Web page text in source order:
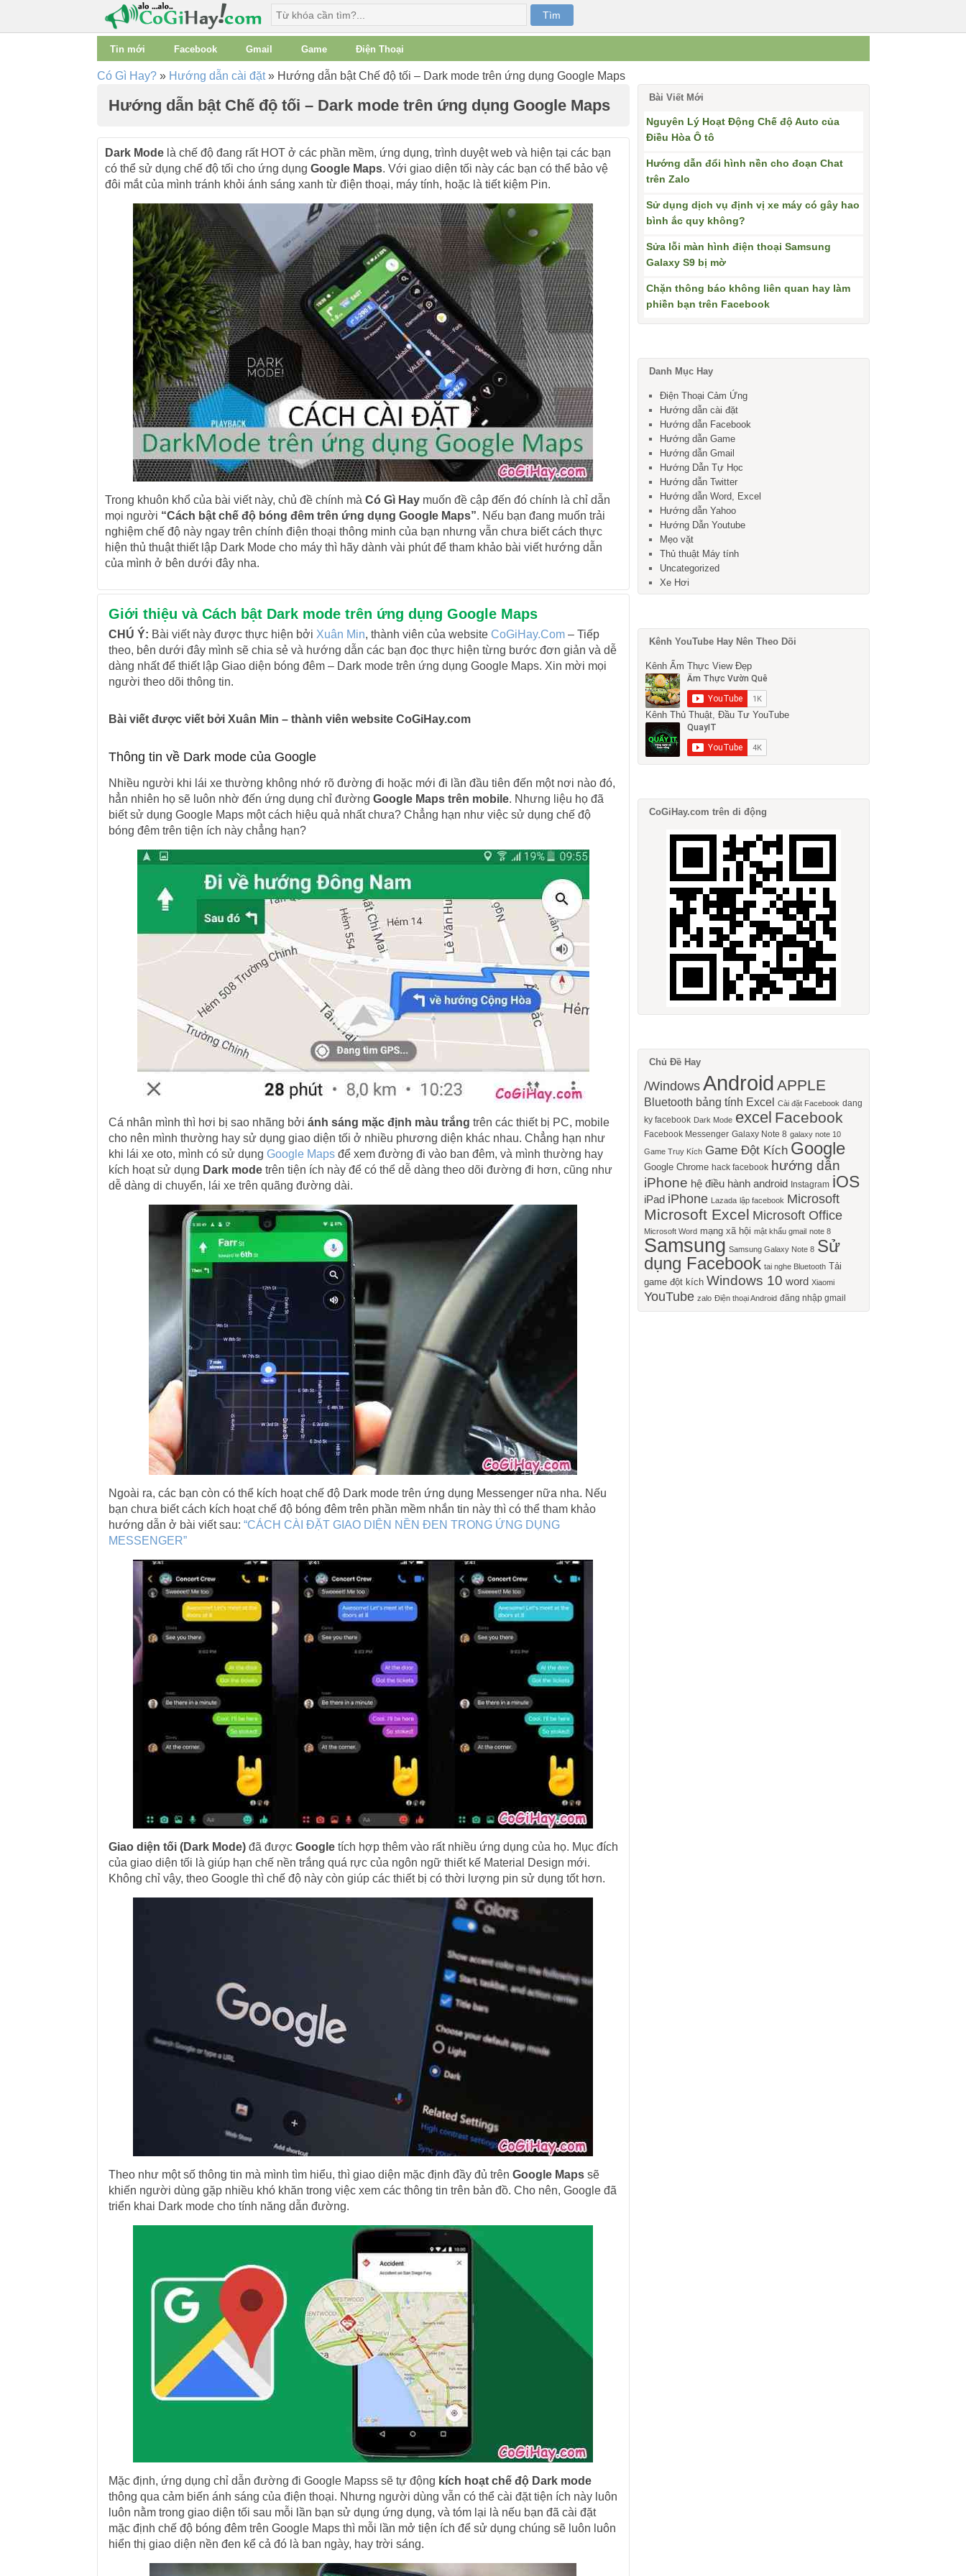
Tin mới Facebook Gmail Game Điện Thoại
Có Gì Hay? » Hướng dẫn cài đặt »Hướng dẫn bật Chế độ tối – Dark mode trên ứng dụng Google Maps
Hướng dẫn bật Chế độ tối – Dark mode trên ứng dụng Google Maps
Dark Mode là chế độ đang rất HOT ở các phần mềm, ứng dụng, trình duyệt web và hiện tại các bạn
có thể sử dụng chế độ tối cho ứng dụng Google Maps. Với giao diện tối này các bạn có thể bảo vệ
đôi mắt của mình tránh khỏi ánh sáng xanh từ điện thoại, máy tính, hoặc là tiết kiệm Pin.
Trong khuôn khổ của bài viết này, chủ đề chính mà Có Gì Haymuốn đề cập đến đó chính là chỉ dẫn
mọi người “Cách bật chế độ bóng đêm trên ứng dụng Google Maps”. Nếu bạn đang muốn trải
nghiệm chế độ này ngay trên chính điện thoại thông minh của bạn nhưng vẫn chưa biết cách thực
hiện thủ thuật thiết lập Dark Mode cho máy thì hãy dành vài phút để tham khảo bài viết hướng dẫn
của mình ở bên dưới đây nha.
Giới thiệu và Cách bật Dark mode trên ứng dụng Google Maps
CHÚ Ý: Bài viết này được thực hiện bởi Xuân Min, thành viên của website CoGiHay.Com– Tiếp
theo, bên dưới đây mình sẽ chia sẻ và hướng dẫn các bạn đọc thực hiện từng bước đơn giản và dễ
dàng nhất để thiết lập Giao diện bóng đêm – Dark mode trên ứng dụng Google Maps. Xin mời mọi
người theo dõi thông tin.
Bài viết được viết bởi Xuân Min – thành viên website CoGiHay.com
Thông tin về Dark mode của Google
Nhiều người khi lái xe thường không nhớ rõ đường đi hoặc mới đi lần đầu tiên đến một nơi nào đó,
hẳn nhiên họ sẽ luôn nhờ đến ứng dụng chỉ đường Google Maps trên mobile. Nhưng liệu họ đã
biết sử dụng Google Maps một cách hiệu quả nhất chưa? Chẳng hạn như việc sử dụng chế độ
bóng đêm trên tiện ích này chẳng hạn?
Cá nhân mình thì hơi bị sao nhãng bởi ánh sáng mặc định màu trắng trên các thiết bị PC, mobile
cho nên mình thường hay sử dụng giao diện tối ở nhiều phương diện khác nhau. Chẳng hạn như
khi lái xe oto, mình có sử dụng Google Mapsđể xem đường đi vào ban đêm, và mình thường hay
kích hoạt sử dụng Dark modetrên tiện ích này để có thể dễ dàng theo dõi đường đi hơn, cũng như
dễ dàng di chuyển, lái xe trên quãng đường dài.
Ngoài ra, các bạn còn có thể kích hoạt chế độ Dark mode trên ứng dụng Messenger nữa nha. Nếu
bạn chưa biết cách kích hoạt chế độ bóng đêm trên phần mềm nhắn tin này thì có thể tham khảo
hướng dẫn ở bài viết sau: “CÁCH CÀI ĐẶT GIAO DIỆN NỀN ĐEN TRONG ỨNG DỤNG
MESSENGER”
Giao diện tối (Dark Mode)đã được Googletích hợp thêm vào rất nhiều ứng dụng của họ. Mục đích
của giao diện tối là giúp hạn chế nền trắng quá rực của ngôn ngữ thiết kế Material Design mới.
Không chỉ vậy, theo Google thì chế độ này còn giúp các thiết bị có thời lượng pin sử dụng tốt hơn.
Theo như một số thông tin mà mình tìm hiểu, thì giao diện mặc định đầy đủ trên Google Mapssẽ
khiến người dùng gặp nhiều khó khăn trong việc xem các thông tin trên bản đồ. Cho nên, Google đã
triển khai Dark mode cho tính năng dẫn đường.
Mặc định, ứng dụng chỉ dẫn đường đi Google Mapss sẽ tự động kích hoạt chế độ Dark mode
thông qua cảm biến ánh sáng của điện thoại. Nhưng người dùng vẫn có thể cài đặt tiện ích này luôn
luôn nằm trong giao diện tối sau mỗi lần bạn sử dụng ứng dụng, và tóm lại là nếu bạn đã cài đặt
mặc định chế độ bóng đêm trên Google Maps thì mỗi lần mở tiện ích để sử dụng chúng sẽ luôn luôn
hiển thị giao diện nền đen kể cả đó là ban ngày, hay trời sáng.
Bài Viết Mới
Nguyên Lý Hoạt Động Chế độ Auto của
Điều Hòa Ô tô
Hướng dẫn đổi hình nền cho đoạn Chat
trên Zalo
Sử dụng dịch vụ định vị xe máy có gây hao
bình ắc quy không?
Sửa lỗi màn hình điện thoại Samsung
Galaxy S9 bị mờ
Chặn thông báo không liên quan hay làm
phiền bạn trên Facebook
Danh Mục Hay
Điện Thoại Cảm Ứng
Hướng dẫn cài đặt
Hướng dẫn Facebook
Hướng dẫn Game
Hướng dẫn Gmail
Hướng Dẫn Tự Học
Hướng dẫn Twitter
Hướng dẫn Word, Excel
Hướng dẫn Yahoo
Hướng Dẫn Youtube
Mẹo vặt
Thủ thuật Máy tính
Uncategorized
Xe Hơi
Kênh YouTube Hay Nên Theo Dõi
Kênh Ẩm Thực View Đẹp
Kênh Thủ Thuật, Đầu Tư YouTube
CoGiHay.com trên di động
Chủ Đề Hay
/Windows Android APPLE
Bluetooth bảng tính Excel Cài đặt Facebook dang
ky facebook Dark Mode excel Facebook
Facebook Messenger Galaxy Note 8 galaxy note 10
Game Truy Kích Game Đột Kích Google
Google Chrome hack facebook hướng dẫn
iPhone hệ điều hành android Instagram iOS
iPad iPhone Lazada lập facebook Microsoft
Microsoft Excel Microsoft Office
Microsoft Word mạng xã hội mật khẩu gmail note 8
Samsung Samsung Galaxy Note 8 Sử
dụng Facebook tai nghe Bluetooth Tải
game đột kích Windows 10 word Xiaomi
YouTube zalo Điện thoại Android đăng nhập gmail